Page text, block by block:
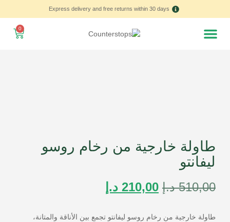
Express delivery and free returns within 30 days
0
طاولة خارجية من رخام روسو
ليفانتو
510,00 د.إ 210,00 د.إ
طاولة خارجية من رخام روسو ليفانتو تجمع بين الأناقة والمتانة،